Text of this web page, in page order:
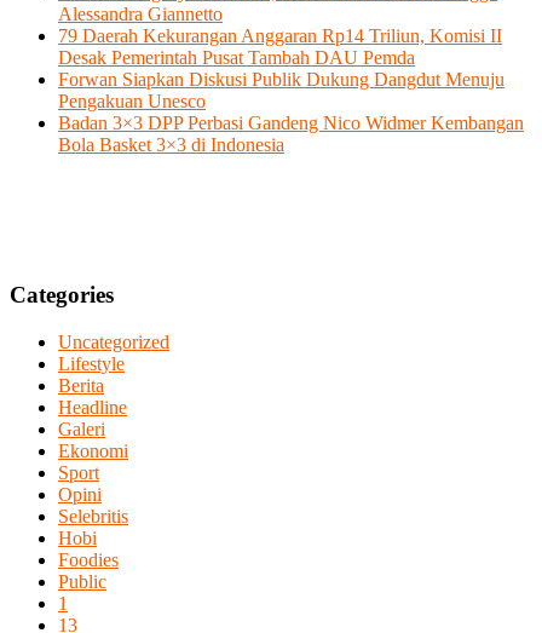
Alessandra Giannetto
79 Daerah Kekurangan Anggaran Rp14 Triliun, Komisi II
Desak Pemerintah Pusat Tambah DAU Pemda
Forwan Siapkan Diskusi Publik Dukung Dangdut Menuju
Pengakuan Unesco
Badan 3×3 DPP Perbasi Gandeng Nico Widmer Kembangan
Bola Basket 3×3 di Indonesia
Categories
Uncategorized
Lifestyle
Berita
Headline
Galeri
Ekonomi
Sport
Opini
Selebritis
Hobi
Foodies
Public
1
13